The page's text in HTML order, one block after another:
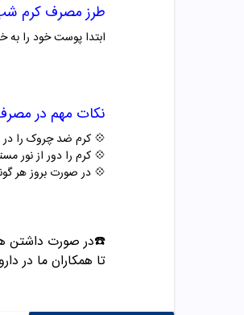
طرز مصرف کرم
ابتدا پوست خود را
نکات مهم در
💠 کرم ضد چروک را در دمای 15 الی 25 درجه سانتیگراد
💠 کرم را دور از نور
💠 در صورت بروز هر
☎️در صورت داشتن
تا همکاران ما در